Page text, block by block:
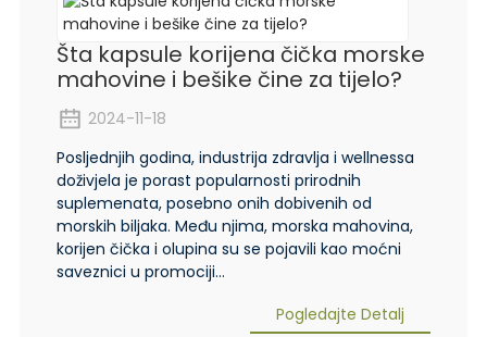
Šta kapsule korijena čička morske
mahovine i bešike čine za tijelo?
2024-11-18
Posljednjih godina, industrija zdravlja i wellnessa
doživjela je porast popularnosti prirodnih
suplemenata, posebno onih dobivenih od
morskih biljaka. Među njima, morska mahovina,
korijen čička i olupina su se pojavili kao moćni
saveznici u promociji...
Pogledajte Detalj